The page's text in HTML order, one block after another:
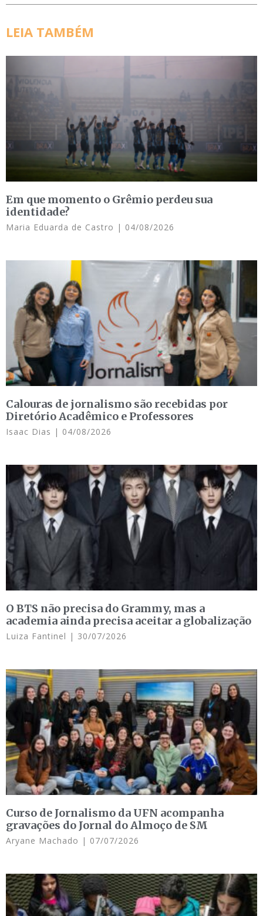
LEIA TAMBÉM
Em que momento o Grêmio perdeu sua
identidade?
Maria Eduarda de Castro 04/08/2026
Calouras de jornalismo são recebidas por
Diretório Acadêmico e Professores
Isaac Dias 04/08/2026
O BTS não precisa do Grammy, mas a
academia ainda precisa aceitar a globalização
Luiza Fantinel 30/07/2026
Curso de Jornalismo da UFN acompanha
gravações do Jornal do Almoço de SM
Aryane Machado 07/07/2026